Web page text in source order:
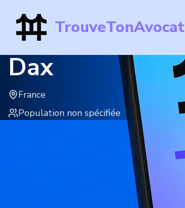
TrouveTonAvocat
Dax
France
Population non spécifiée